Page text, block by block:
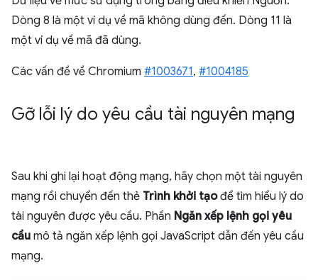
Dòng 8 là một ví dụ về mã không dùng đến. Dòng 11 là
một ví dụ về mã đã dùng.
Các vấn đề về Chromium #1003671, #1004185
Gỡ lỗi lý do yêu cầu tài nguyên mạng
Sau khi ghi lại hoạt động mạng, hãy chọn một tài nguyên
mạng rồi chuyển đến thẻ Trình khởi tạođể tìm hiểu lý do
tài nguyên được yêu cầu. Phần Ngăn xếp lệnh gọi yêu
cầu mô tả ngăn xếp lệnh gọi JavaScript dẫn đến yêu cầu
mạng.